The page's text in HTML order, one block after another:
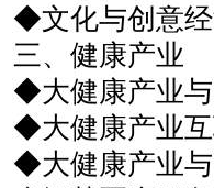
◆文化与创意
三、健康产业
◆大健康产业
◆大健康产业
◆大健康产业